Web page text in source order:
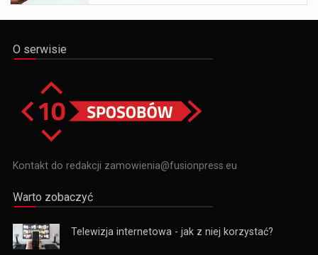
O serwisie
Kontakt do redakcji zamowienia@fusionpress.eu
Warto zobaczyć
Telewizja internetowa - jak z niej korzystać?